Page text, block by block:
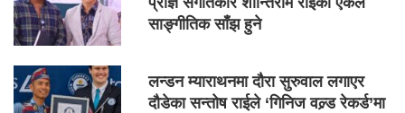
साङ्गीतिक साँझ हुने
लन्डन म्याराथनमा दौरा सुरुवाल लगाएर
दौडेका सन्तोष राईले ‘गिनिज वल्र्ड रेकर्ड’मा